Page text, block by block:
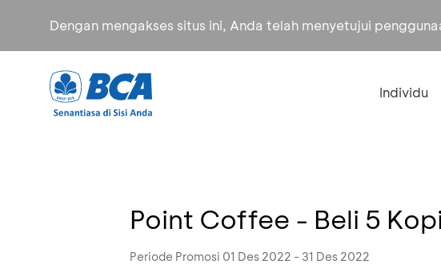
Dengan mengakses situs ini, Anda telah menyetujui
Individu
Point Coffee - Beli 5
Periode Promosi 01 Des 2022 - 31 Des 2022